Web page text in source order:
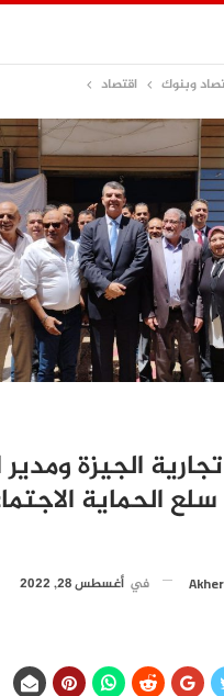
وبنوك اقتصاد
الجيزة ومدير
الحماية
في أغسطس 28, 2022